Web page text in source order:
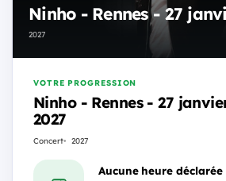
Ninho - Rennes - 27
2027
VOTRE PROGRESSION
Ninho - Rennes - 27
2027
Concert 2027
Aucune heure déclarée